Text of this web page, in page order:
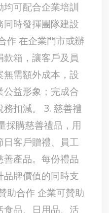
可配合企業培訓
同時發揮團隊建設
作 在企業門市或辦
箱，讓客戶及員
需額外成本，設
益形象；完成合
扣減。 3. 慈善禮
採購慈善禮品，用
客戶贈禮、員工
產品。每份禮品
牌價值的同時支
助合作 企業可贊助
品、日用品、活